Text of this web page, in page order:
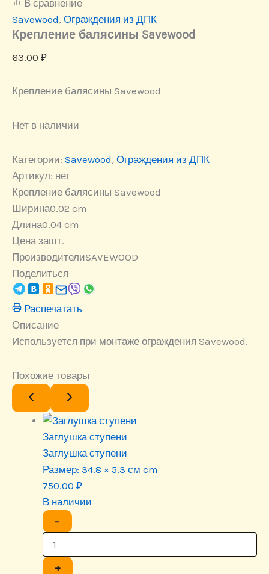
В сравнение
Savewood, Ограждения из ДПК
Крепление балясины Savewood
63.00 ₽
Крепление балясины Savewood
Нет в наличии
Категории: Savewood, Ограждения из ДПК
Артикул: нет
Крепление балясины Savewood
Ширина0.02 cm
Длина0.04 cm
Цена зашт.
ПроизводителиSAVEWOOD
Поделиться
Распечатать
Описание
Используется при монтаже ограждения Savewood.
Похожие товары
Заглушка ступени
Заглушка ступени
Размер: 34.8 × 5.3 см cm
750.00 ₽
В наличии
−
+